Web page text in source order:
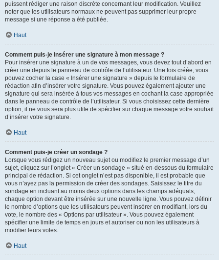
puissent rédiger une raison discrète concernant leur modification. Veuillez
noter que les utilisateurs normaux ne peuvent pas supprimer leur propre
message si une réponse a été publiée.
Haut
Comment puis-je insérer une signature à mon message ?
Pour insérer une signature à un de vos messages, vous devez tout d’abord en
créer une depuis le panneau de contrôle de l’utilisateur. Une fois créée, vous
pouvez cocher la case « Insérer une signature » depuis le formulaire de
rédaction afin d’insérer votre signature. Vous pouvez également ajouter une
signature qui sera insérée à tous vos messages en cochant la case appropriée
dans le panneau de contrôle de l’utilisateur. Si vous choisissez cette dernière
option, il ne vous sera plus utile de spécifier sur chaque message votre souhait
d’insérer votre signature.
Haut
Comment puis-je créer un sondage ?
Lorsque vous rédigez un nouveau sujet ou modifiez le premier message d’un
sujet, cliquez sur l’onglet « Créer un sondage » situé en-dessous du formulaire
principal de rédaction. Si cet onglet n’est pas disponible, il est probable que
vous n’ayez pas la permission de créer des sondages. Saisissez le titre du
sondage en incluant au moins deux options dans les champs adéquats,
chaque option devant être insérée sur une nouvelle ligne. Vous pouvez définir
le nombre d’options que les utilisateurs peuvent insérer en modifiant, lors du
vote, le nombre des « Options par utilisateur ». Vous pouvez également
spécifier une limite de temps en jours et autoriser ou non les utilisateurs à
modifier leurs votes.
Haut